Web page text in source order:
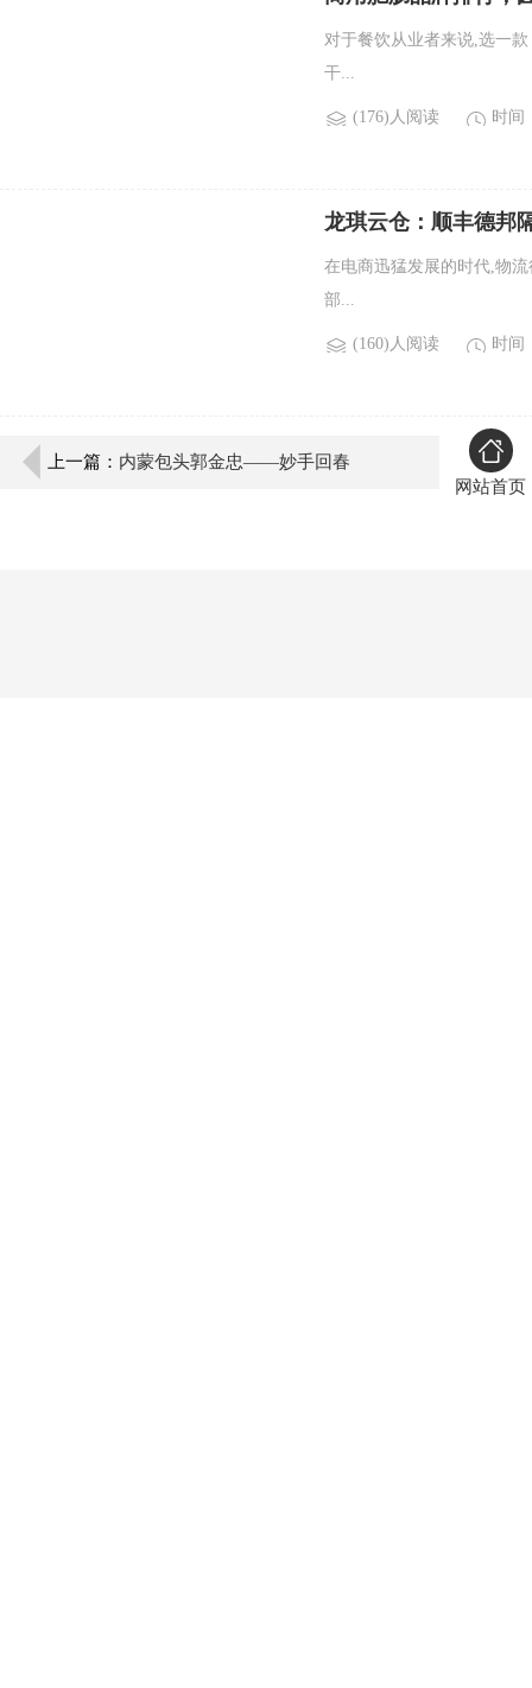
对于餐饮从业者来说,选一
干...
(176)人阅读 时间
龙琪云仓：顺丰德邦
在电商迅猛发展的时代,物
部...
(160)人阅读 时间
上一篇： 内蒙包头郭金忠——妙手回春
网站首页